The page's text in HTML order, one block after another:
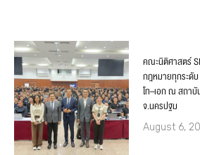
คณะนิติศาสตร์
กฎหมายทุกระดั
โท–เอก ณ สถา
จ.นครปฐม
August 6,